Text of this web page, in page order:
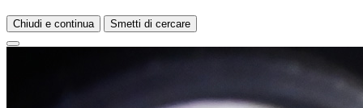
Chiudi e continua Smetti di cercare